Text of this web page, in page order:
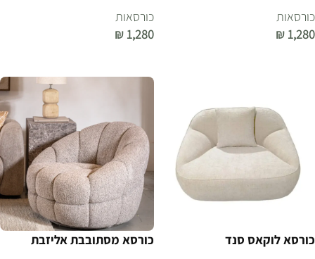
כורסאות
₪ 1,280
כורסאות
₪ 1,280
כורסא לוקאס סנד כורסא מסתובבת אליזבת